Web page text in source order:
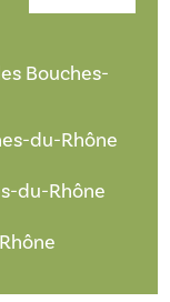
Bouches-
du-Rhône
du-Rhône